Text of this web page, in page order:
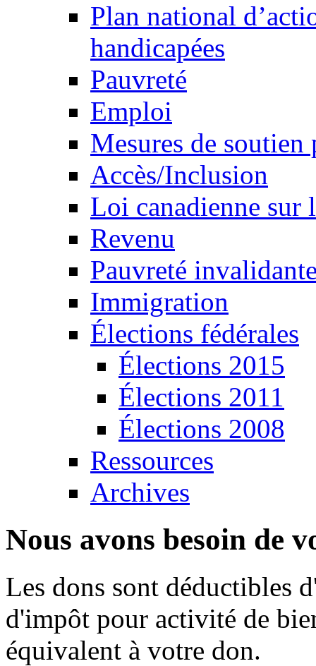
Plan national
handicapées
Pauvreté
Emploi
Mesures de soutien
Accès/Inclusion
Loi canadienne sur
Revenu
Pauvreté
Immigration
Élections fédérales
Élections 2015
Élections 2011
Élections 2008
Ressources
Archives
Nous avons besoin de
Les dons sont déductibles
d'impôt pour activité de
équivalent à votre don.